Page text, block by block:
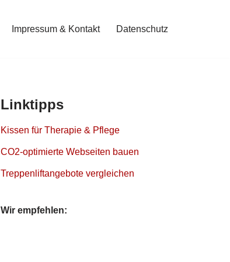
Impressum & Kontakt Datenschutz
Linktipps
Kissen für Therapie & Pflege
CO2-optimierte Webseiten bauen
Treppenliftangebote vergleichen
Wir empfehlen: